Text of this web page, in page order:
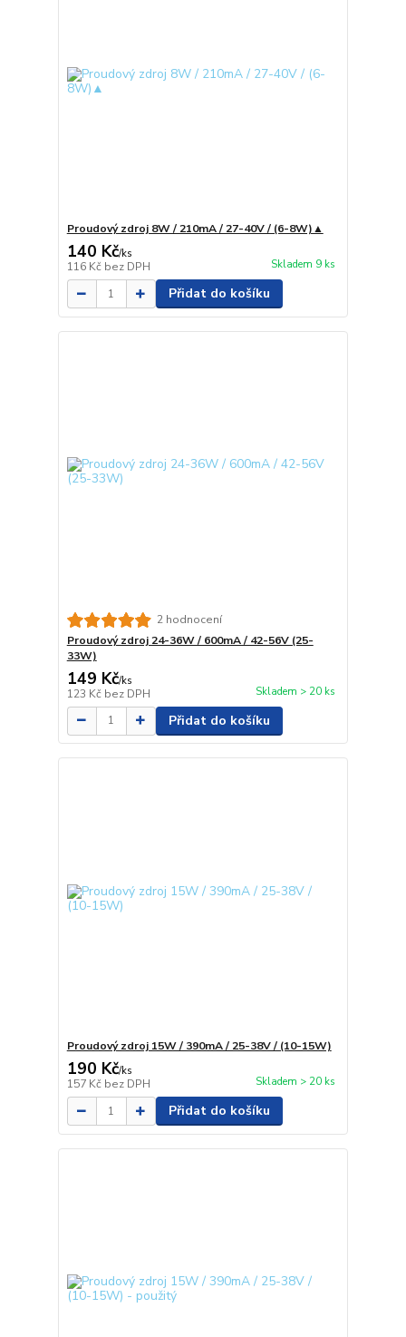
Proudový zdroj 8W / 210mA / 27-40V / (6-8W)▲
140 Kč/ks
116 Kč bez DPH Skladem 9 ks
Přidat do košíku
2 hodnocení
Proudový zdroj 24-36W / 600mA / 42-56V (25-
33W)
149 Kč/ks
123 Kč bez DPH Skladem > 20 ks
Přidat do košíku
Proudový zdroj 15W / 390mA / 25-38V / (10-15W)
190 Kč/ks
157 Kč bez DPH Skladem > 20 ks
Přidat do košíku